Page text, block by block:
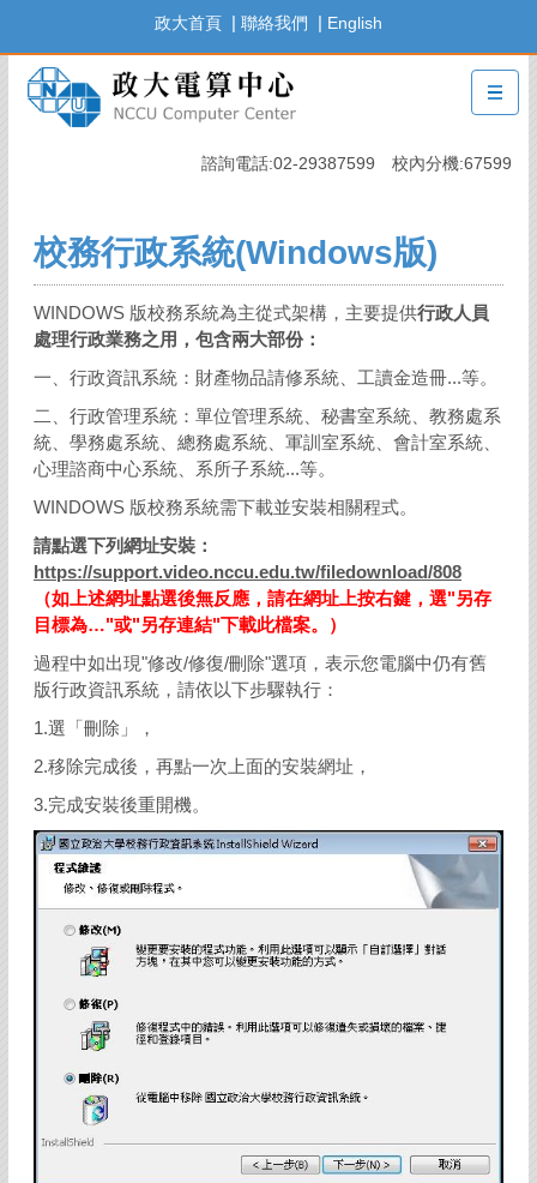
政大首頁 | 聯絡我們 | English
諮詢電話:02-29387599 校內分機:67599
校務行政系統(Windows版)
WINDOWS 版校務系統為主從式架構，主要提供行政人員
處理行政業務之用，包含兩大部份：
一、行政資訊系統：財產物品請修系統、工讀金造冊...等。
二、行政管理系統：單位管理系統、秘書室系統、教務處系
統、學務處系統、總務處系統、軍訓室系統、會計室系統、
心理諮商中心系統、系所子系統...等。
WINDOWS 版校務系統需下載並安裝相關程式。
請點選下列網址安裝：
https://support.video.nccu.edu.tw/filedownload/808
（如上述網址點選後無反應，請在網址上按右鍵，選"另存
目標為…"或"另存連結"下載此檔案。）
過程中如出現"修改/修復/刪除"選項，表示您電腦中仍有舊
版行政資訊系統，請依以下步驟執行：
1.選「刪除」，
2.移除完成後，再點一次上面的安裝網址，
3.完成安裝後重開機。